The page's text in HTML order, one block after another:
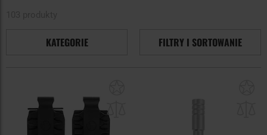
KATEGORIE FILTRY I SORTOWANIE